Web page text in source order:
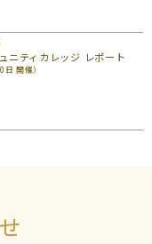
ニティカレッジ レポート
日 開催）